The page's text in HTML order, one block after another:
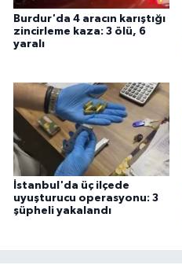
Burdur'da 4 aracın karıştığı
zincirleme kaza: 3 ölü, 6
yaralı
İstanbul'da üç ilçede
uyuşturucu operasyonu: 3
şüpheli yakalandı